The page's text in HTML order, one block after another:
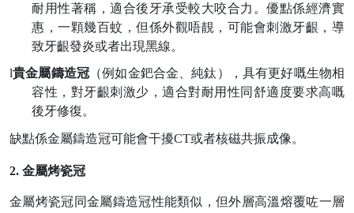
耐用性著稱，適合後牙承受較大咬合力。優點係經濟實
惠，一顆幾百蚊，但係外觀唔靚，可能會刺激牙齦，導
致牙齦發炎或者出現黑線。
l貴金屬鑄造冠 （例如金鈀合金、純鈦），具有更好嘅生物相
容性，對牙齦刺激少，適合對耐用性同舒適度要求高嘅
後牙修復。
缺點係金屬鑄造冠可能會干擾CT或者核磁共振成像。
2. 金屬烤瓷冠
金屬烤瓷冠同金屬鑄造冠性能類似，但外層高溫熔覆咗一層